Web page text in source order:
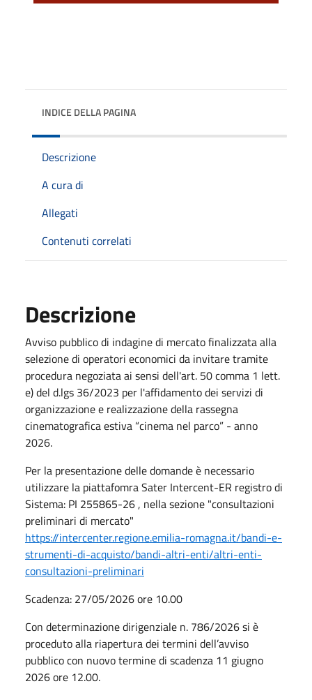
INDICE DELLA PAGINA
Descrizione
A cura di
Allegati
Contenuti correlati
Descrizione
Avviso pubblico di indagine di mercato finalizzata alla
selezione di operatori economici da invitare tramite
procedura negoziata ai sensi dell'art. 50 comma 1 lett.
e) del d.lgs 36/2023 per l'affidamento dei servizi di
organizzazione e realizzazione della rassegna
cinematografica estiva “cinema nel parco” - anno
2026.
Per la presentazione delle domande è necessario
utilizzare la piattafomra Sater Intercent-ER registro di
Sistema: PI 255865-26 , nella sezione "consultazioni
preliminari di mercato"
https://intercenter.regione.emilia-romagna.it/bandi-e-
strumenti-di-acquisto/bandi-altri-enti/altri-enti-
consultazioni-preliminari
Scadenza: 27/05/2026 ore 10.00
Con determinazione dirigenziale n. 786/2026 si è
proceduto alla riapertura dei termini dell’avviso
pubblico con nuovo termine di scadenza 11 giugno
2026 ore 12.00.